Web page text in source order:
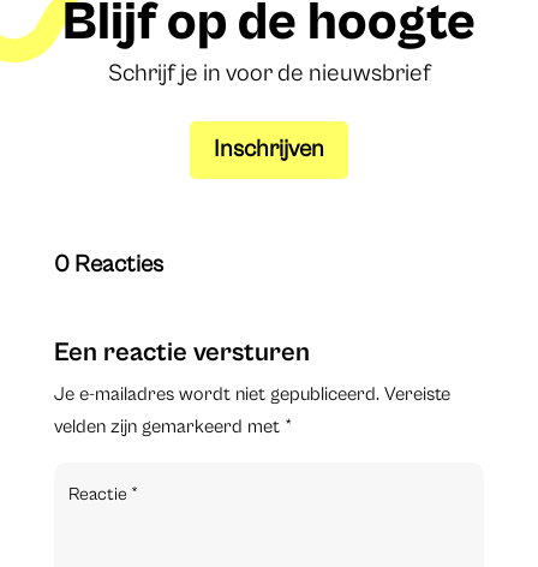
Blijf op de hoogte
Schrijf je in voor de nieuwsbrief
Inschrijven
0 Reacties
Een reactie versturen
Je e-mailadres wordt niet gepubliceerd. Vereiste
velden zijn gemarkeerd met *